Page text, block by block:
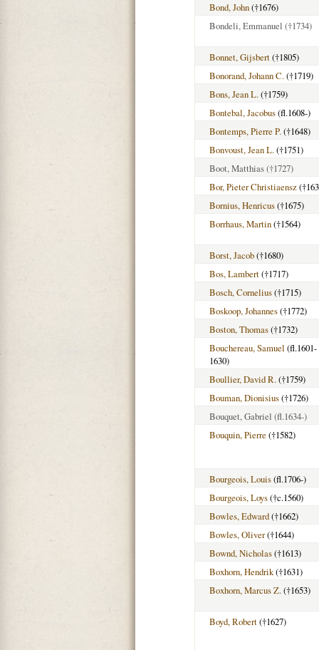
Bond, John(†1676)
Bondeli, Emmanuel (†1734)
Bonnet, Gijsbert(†1805)
Bonorand, Johann C.(†1719)
Bons, Jean L.(†1759)
Bontebal, Jacobus(fl.1608-)
Bontemps, Pierre P.(†1648)
Bonvoust, Jean L.(†1751)
Boot, Matthias(†1727)
Bor, Pieter Christiaensz
Bornius, Henricus(†1675)
Borrhaus, Martin(†1564)
Borst, Jacob(†1680)
Bos, Lambert(†1717)
Bosch, Cornelius(†1715)
Boskoop, Johannes(†1772)
Boston, Thomas(†1732)
Bouchereau, Samuel (fl.1601-
1630)
Boullier, David R.(†1759)
Bouman, Dionisius(†1726)
Bouquet, Gabriel (fl.1634-)
Bouquin, Pierre (†1582)
Bourgeois, Louis(fl.1706-)
Bourgeois, Loys(†c.1560)
Bowles, Edward(†1662)
Bowles, Oliver(†1644)
Bownd, Nicholas(†1613)
Boxhorn, Hendrik(†1631)
Boxhorn, Marcus Z.(†1653)
Boyd, Robert(†1627)